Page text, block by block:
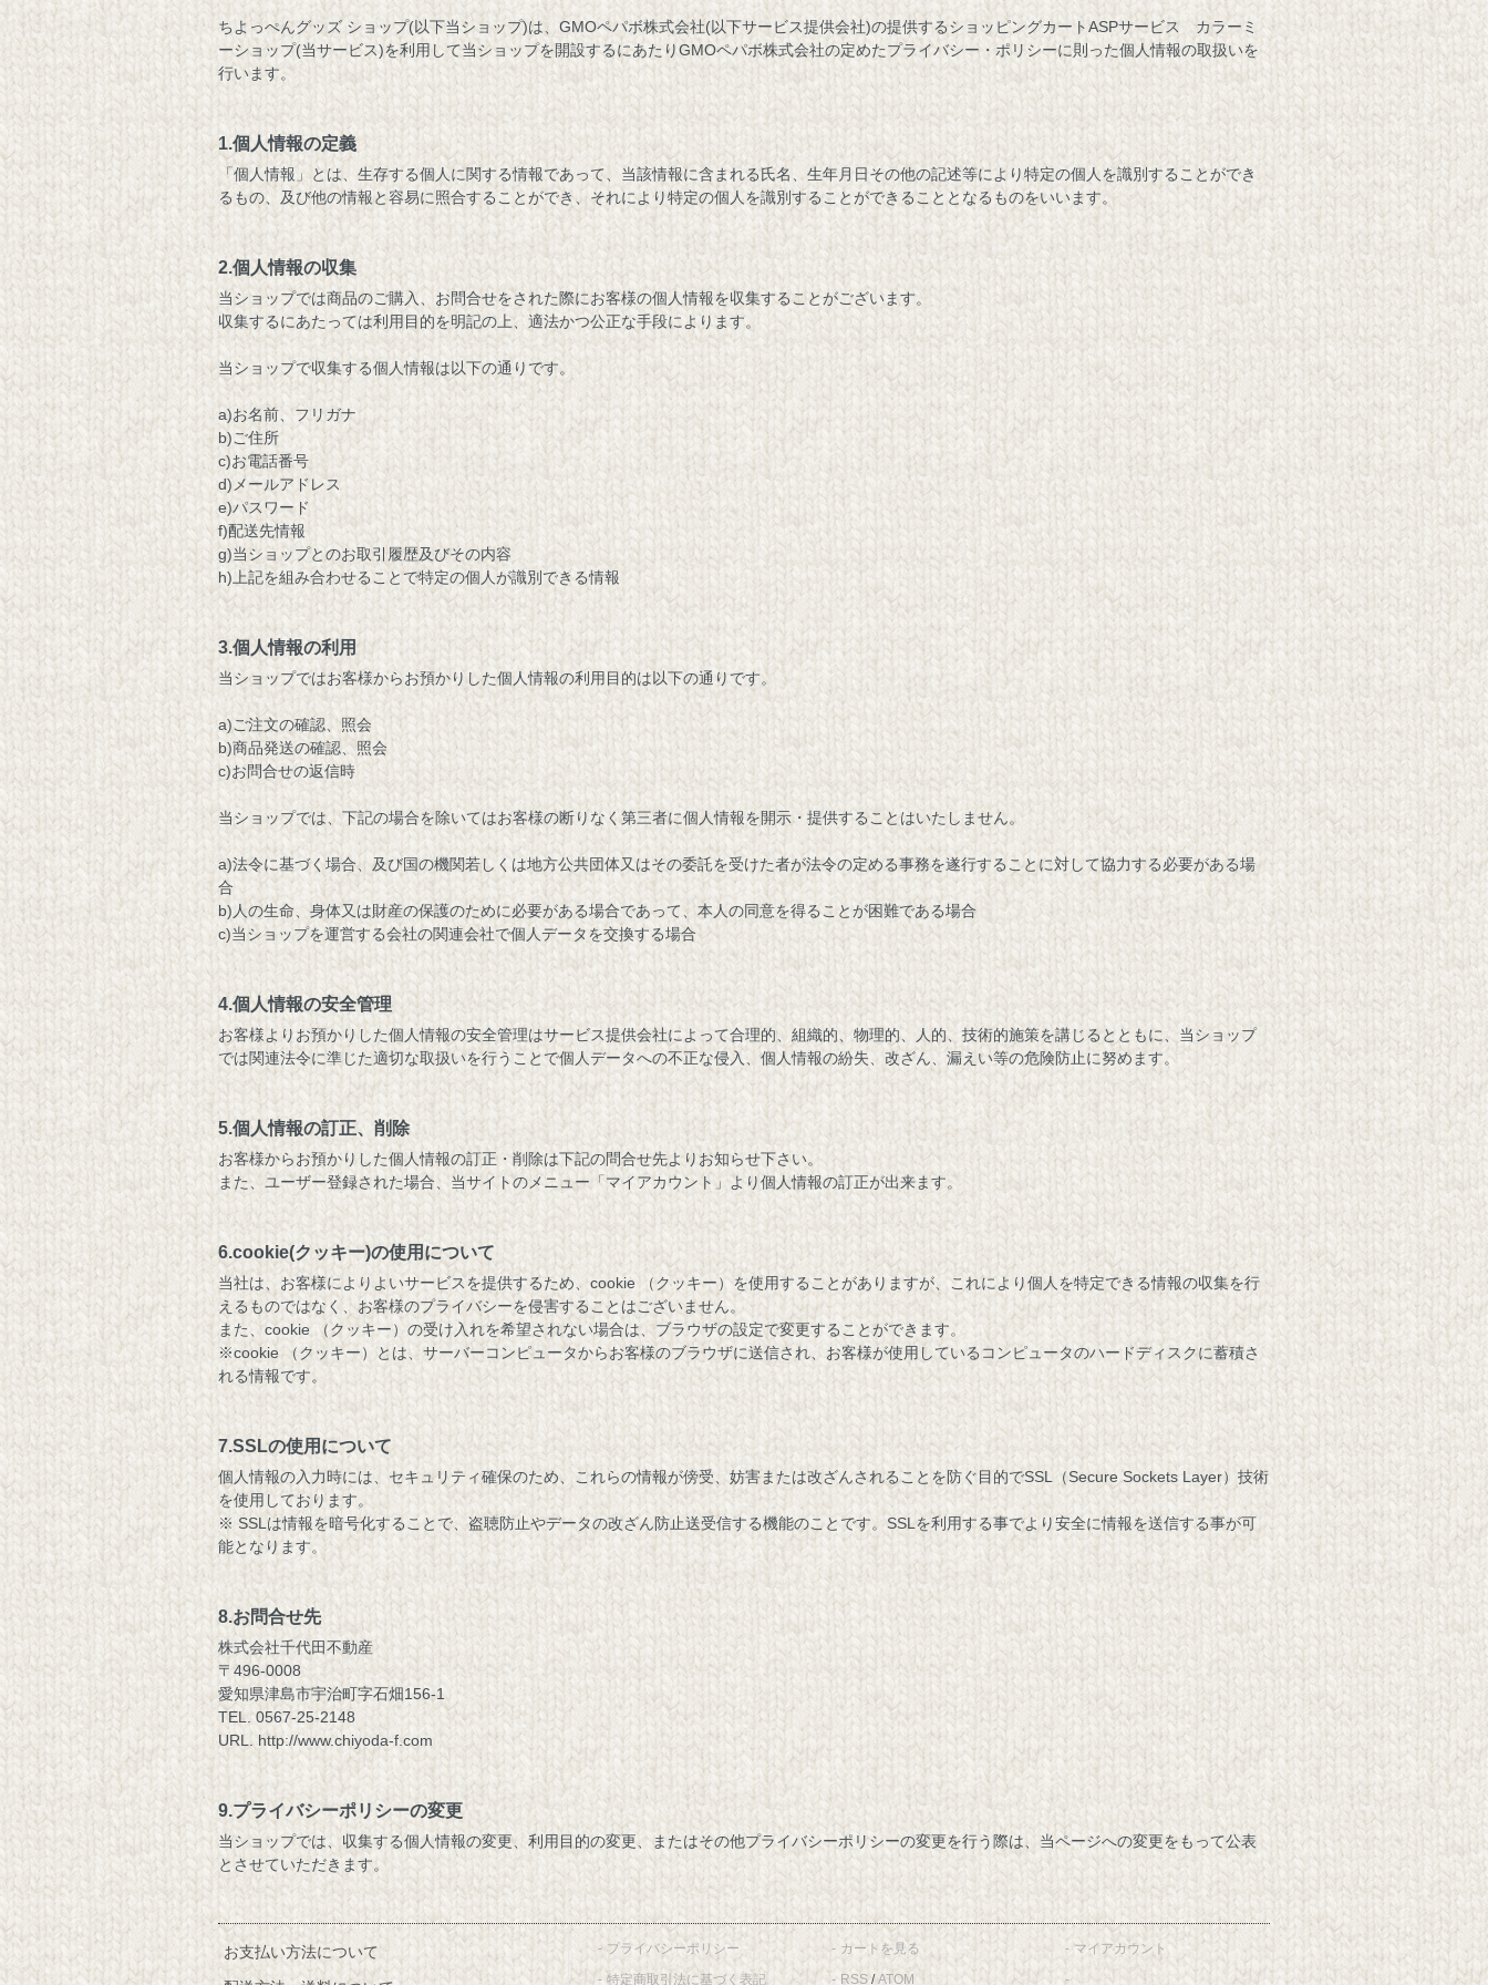
ちよっぺんグッズ ショップ(以下当ショップ)は、 GMOペパボ株式会社(以下サービス提供会社)の提供するショッピングカートASPサービス カラーミ
ーショップ(当サービス)を利用して当ショップを開設するにあたりGMOペパボ株式会社の定めたプライバシー・ポリシーに則った個人情報の取扱いを
行います。
1.個人情報の定義
「個人情報」とは、生存する個人に関する情報であって、当該情報に含まれる氏名、生年月日その他の記述等により特定の個人を識別することができ
るもの、及び他の情報と容易に照合することができ、それにより特定の個人を識別することができることとなるものをいいます。
2.個人情報の収集
当ショップでは商品のご購入、お問合せをされた際にお客様の個人情報を収集することがございます。
収集するにあたっては利用目的を明記の上、適法かつ公正な手段によります。
当ショップで収集する個人情報は以下の通りです。
a)お名前、フリガナ
b)ご住所
c)お電話番号
d)メールアドレス
e)パスワード
f)配送先情報
g)当ショップとのお取引履歴及びその内容
h)上記を組み合わせることで特定の個人が識別できる情報
3.個人情報の利用
当ショップではお客様からお預かりした個人情報の利用目的は以下の通りです。
a)ご注文の確認、照会
b)商品発送の確認、照会
c)お問合せの返信時
当ショップでは、下記の場合を除いてはお客様の断りなく第三者に個人情報を開示・提供することはいたしません。
a)法令に基づく場合、及び国の機関若しくは地方公共団体又はその委託を受けた者が法令の定める事務を遂行することに対して協力する必要がある場
合
b)人の生命、身体又は財産の保護のために必要がある場合であって、本人の同意を得ることが困難である場合
c)当ショップを運営する会社の関連会社で個人データを交換する場合
4.個人情報の安全管理
お客様よりお預かりした個人情報の安全管理はサービス提供会社によって合理的、組織的、物理的、人的、技術的施策を講じるとともに、当ショップ
では関連法令に準じた適切な取扱いを行うことで個人データへの不正な侵入、個人情報の紛失、改ざん、漏えい等の危険防止に努めます。
5.個人情報の訂正、削除
お客様からお預かりした個人情報の訂正・削除は下記の問合せ先よりお知らせ下さい。
また、ユーザー登録された場合、当サイトのメニュー「マイアカウント」より個人情報の訂正が出来ます。
6.cookie(クッキー)の使用について
当社は、お客様によりよいサービスを提供するため、cookie （クッキー）を使用することがありますが、これにより個人を特定できる情報の収集を行
えるものではなく、お客様のプライバシーを侵害することはございません。
また、cookie （クッキー）の受け入れを希望されない場合は、ブラウザの設定で変更することができます。
※cookie （クッキー）とは、サーバーコンピュータからお客様のブラウザに送信され、お客様が使用しているコンピュータのハードディスクに蓄積さ
れる情報です。
7.SSLの使用について
個人情報の入力時には、セキュリティ確保のため、これらの情報が傍受、妨害または改ざんされることを防ぐ目的でSSL（Secure Sockets Layer）技術
を使用しております。
※ SSLは情報を暗号化することで、盗聴防止やデータの改ざん防止送受信する機能のことです。SSLを利用する事でより安全に情報を送信する事が可
能となります。
8.お問合せ先
株式会社千代田不動産
〒496-0008
愛知県津島市宇治町字石畑156-1
TEL. 0567-25-2148
URL. http://www.chiyoda-f.com
9.プライバシーポリシーの変更
当ショップでは、収集する個人情報の変更、利用目的の変更、またはその他プライバシーポリシーの変更を行う際は、当ページへの変更をもって公表
とさせていただきます。
お支払い方法について
プライバシーポリシー
特定商取引法に基づく表記
カートを見る
RSS/ATOM
マイアカウント